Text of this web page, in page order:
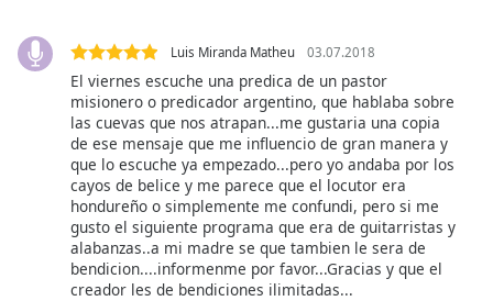
This
Beginning
Luis Miranda Matheu 03.07.2018
El viernes escuche una predica de un pastor
misionero o predicador argentino, que hablaba sobre
las cuevas que nos atrapan...me gustaria una copia
de ese mensaje que me influencio de gran manera y
que lo escuche ya empezado...pero yo andaba por los
cayos de belice y me parece que el locutor era
hondureño o simplemente me confundi, pero si me
gusto el siguiente programa que era de guitarristas y
alabanzas..a mi madre se que tambien le sera de
bendicion....informenme por favor...Gracias y que el
creador les de bendiciones ilimitadas...